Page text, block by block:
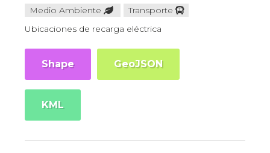
Medio Ambiente
Transporte
Ubicaciones de recarga eléctrica
Shape GeoJSON
KML